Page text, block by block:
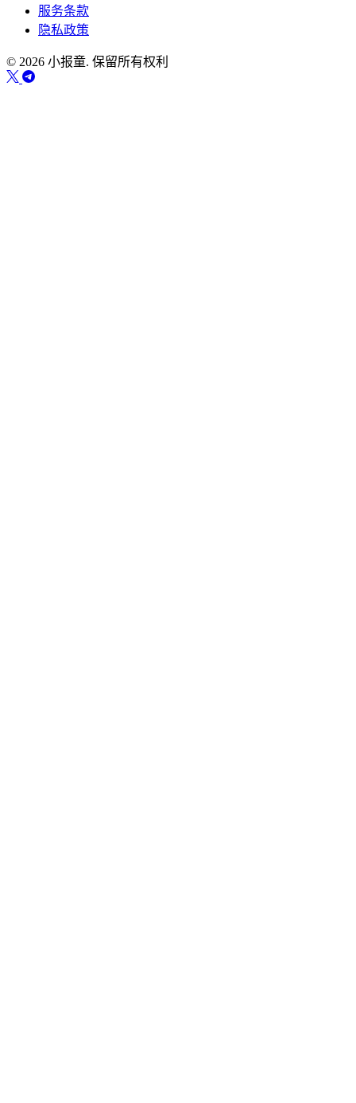
服务条款
隐私政策
© 2026 小报童. 保留所有权利